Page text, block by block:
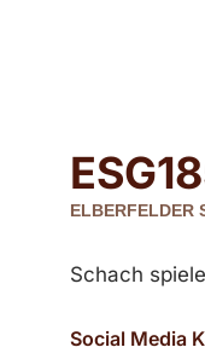
ESG
ELBERFELDER
Schach
Social Media